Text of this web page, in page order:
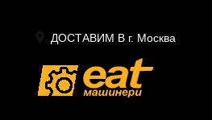
ДОСТАВИМ В г. Москва